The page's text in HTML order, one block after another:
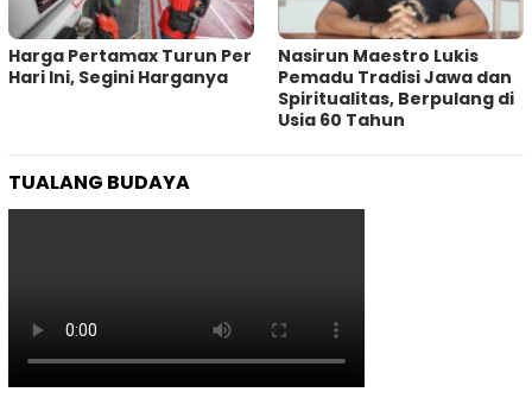
Harga Pertamax Turun Per
Hari Ini, Segini Harganya
‎Nasirun Maestro Lukis
Pemadu Tradisi Jawa dan
Spiritualitas, Berpulang di
Usia 60 Tahun
TUALANG BUDAYA